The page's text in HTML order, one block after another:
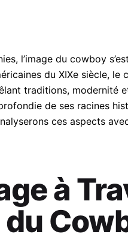
l’image du cowboy
du XIXe siècle,
traditions, modernité
de ses racines
ces aspects
à